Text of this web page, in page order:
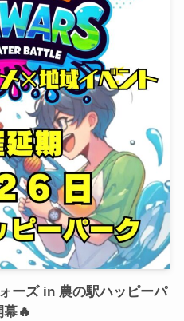
ーズ in 農の駅ハッピーパ
🔥